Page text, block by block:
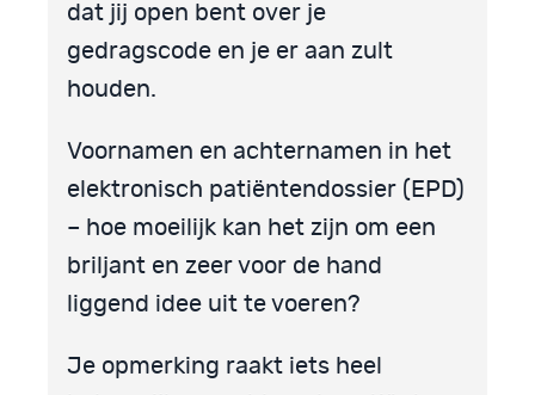
dat jij open bent over je
gedragscode en je er aan zult
houden.
Voornamen en achternamen in het
elektronisch patiëntendossier (EPD)
– hoe moeilijk kan het zijn om een
briljant en zeer voor de hand
liggend idee uit te voeren?
Je opmerking raakt iets heel